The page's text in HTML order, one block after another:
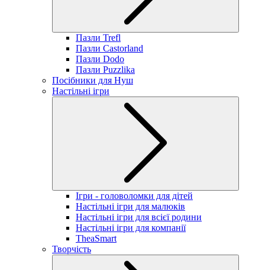
Пазли Trefl
Пазли Castorland
Пазли Dodo
Пазли Puzzlika
Посібники для Нуш
Настільні ігри
Ігри - головоломки для дітей
Настільні ігри для малюків
Настільні ігри для всієї родини
Настільні ігри для компанії
TheaSmart
Творчість